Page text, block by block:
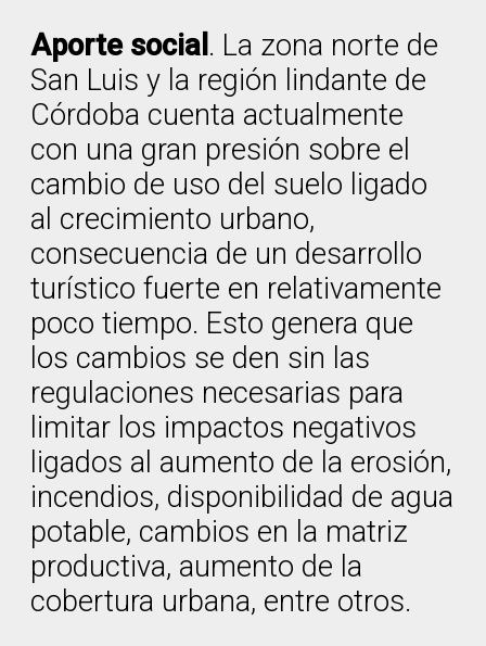
Aporte social . La zona norte de
San Luis y la región lindante de
Córdoba cuenta actualmente
con una gran presión sobre el
cambio de uso del suelo ligado
al crecimiento urbano,
consecuencia de un desarrollo
turístico fuerte en relativamente
poco tiempo. Esto genera que
los cambios se den sin las
regulaciones necesarias para
limitar los impactos negativos
ligados al aumento de la erosión,
incendios, disponibilidad de agua
potable, cambios en la matriz
productiva, aumento de la
cobertura urbana, entre otros.